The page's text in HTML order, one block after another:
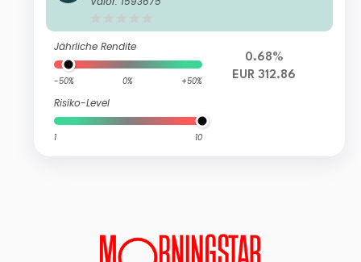
Jährliche Rendite
-50% 0% +50%
Risiko-Level
1 10
0.68%
EUR 312.86